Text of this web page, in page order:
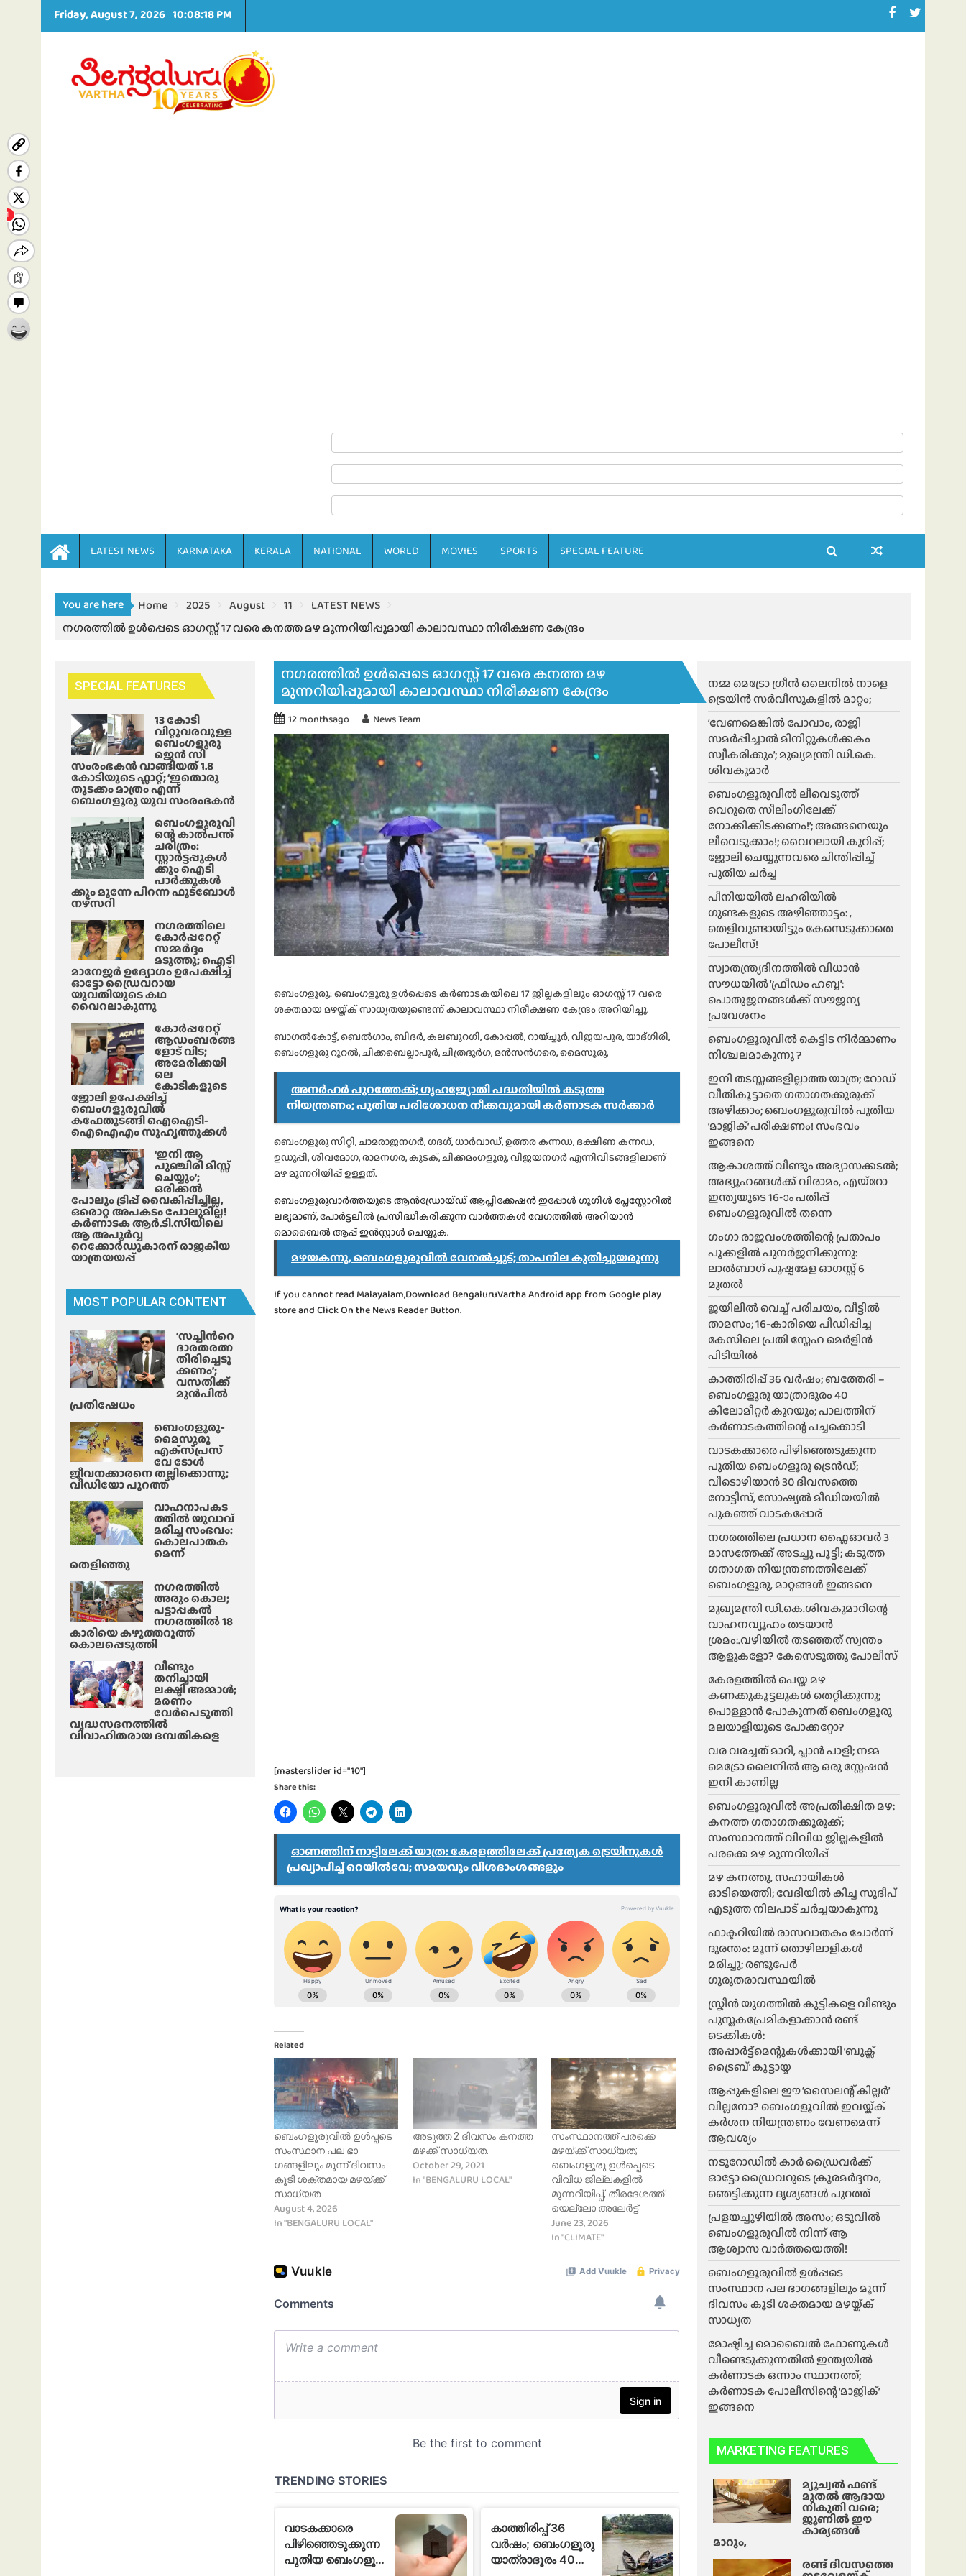
Friday, August 7, 2026 10:08:19 PM
LATEST NEWS KARNATAKA KERALA NATIONAL WORLD MOVIES SPORTS SPECIAL FEATURE
You are here Home 2025 August 11
LATEST NEWS
നഗരത്തിൽ ഉൾപ്പെടെ ഓഗസ്റ്റ് 17 വരെ കനത്ത മഴ മുന്നറിയിപ്പുമായി കാലാവസ്ഥാ നിരീക്ഷണ കേന്ദ്രം
നഗരത്തിൽ ഉൾപ്പെടെ ഓഗസ്റ്റ് 17 വരെ കനത്ത മഴ
മുന്നറിയിപ്പുമായി കാലാവസ്ഥാ നിരീക്ഷണ കേന്ദ്രം
12 monthsago News Team
ബെംഗളൂരു,: ബെംഗളൂരു ഉൾപ്പെടെ കർണാടകയിലെ 17 ജില്ലകളിലും ഓഗസ്റ്റ് 17 വരെ
ശക്തമായ മഴയ്ക്ക് സാധ്യതയുണ്ടെന്ന് കാലാവസ്ഥാ നിരീക്ഷണ കേന്ദ്രം അറിയിച്ചു.
ബാഗൽകോട്ട്, ബെൽഗാം, ബിദർ, കലബുറഗി, കോപ്പൽ, റായ്ച്ചൂർ, വിജയപുര, യാദ്ഗിരി,
ബെംഗളൂരു റൂറൽ, ചിക്കബെല്ലാപൂർ, ചിത്രദുർഗ, മൻസൻഗരെ, മൈസൂരു,
അനർഹർ പുറത്തേക്ക്; ഗൃഹജ്യോതി പദ്ധതിയിൽ കടുത്ത
നിയന്ത്രണം; പുതിയ പരിശോധന നീക്കവുമായി കർണാടക സർക്കാർ
ബെംഗളൂരു സിറ്റി, ചാമരാജനഗർ, ഗദഗ്, ധാർവാഡ്, ഉത്തര കന്നഡ, ദക്ഷിണ കന്നഡ,
ഉഡുപ്പി, ശിവമോഗ, രാമനഗര, കുടക്, ചിക്കമംഗളൂരു, വിജയനഗർ എന്നിവിടങ്ങളിലാണ്
മഴ മുന്നറിയിപ്പ് ഉള്ളത്.
ബെംഗളൂരുവാർത്തയുടെ ആൻഡ്രോയ്ഡ് ആപ്ലിക്കേഷൻ ഇപ്പോൾ ഗൂഗിൾ പ്ലേസ്റ്റോറിൽ
ലഭ്യമാണ്, പോർട്ടലിൽ പ്രസിദ്ധീകരിക്കുന്ന വാർത്തകൾ വേഗത്തിൽ അറിയാൻ
മൊബൈൽ ആപ്പ് ഇൻസ്റ്റാൾ ചെയ്യുക.
മഴയകന്നു, ബെം​ഗളൂരുവിൽ വേനൽച്ചൂട്; താപനില കുതിച്ചുയരുന്നു
If you cannot read Malayalam,Download BengaluruVartha Android app from Google play
store and Click On the News Reader Button.
[masterslider id="10"]
Share this:
ഓണത്തിന് നാട്ടിലേക്ക് യാത്ര: കേരളത്തിലേക്ക് പ്രത്യേക ട്രെയിനുകൾ
പ്രഖ്യാപിച്ച് റെയിൽവേ; സമയവും വിശദാംശങ്ങളും
Related
ബെംഗളൂരുവിൽ ഉൾപ്പടെ
സംസ്ഥാന പല ഭാ​
ഗങ്ങളിലും മൂന്ന് ദിവസം
കൂടി ശക്തമായ മഴയ്ക്ക്
സാധ്യത
August 4, 2026
In "BENGALURU LOCAL"
അടുത്ത 2 ദിവസം കനത്ത
മഴക്ക് സാധ്യത.
October 29, 2021
In "BENGALURU LOCAL"
സംസ്ഥാനത്ത് പരക്കെ
മഴയ്ക്ക് സാധ്യത;
ബെംഗളൂരു ഉൾപ്പെടെ
വിവിധ ജില്ലകളിൽ
മുന്നറിയിപ്പ്, തീരദേശത്ത്
യെല്ലോ അലേർട്ട്
June 23, 2026
In "CLIMATE"
SPECIAL FEATURES
13 കോടി
വിറ്റുവരവുള്ള
ബെംഗളൂരു
ജെൻ സി
സംരംഭകൻ വാങ്ങിയത് 1.8
കോടിയുടെ ഫ്ലാറ്റ്; ‘ഇതൊരു
തുടക്കം മാത്രം എന്ന്
ബെംഗളൂരു യുവ സംരംഭകൻ
ബെംഗളൂരുവി
ന്റെ കാൽപന്ത്
ചരിത്രം:
സ്റ്റാർട്ടപ്പുകൾ
ക്കും ഐടി
പാർക്കുകൾ
ക്കും മുന്നേ പിറന്ന ഫുട്ബോൾ
നഴ്സറി
നഗരത്തിലെ
കോർപ്പറേറ്റ്
സമ്മർദ്ദം
മടുത്തു; ഐടി
മാനേജർ ഉദ്യോഗം ഉപേക്ഷിച്ച്
ഓട്ടോ ഡ്രൈവറായ
യുവതിയുടെ കഥ
വൈറലാകുന്നു
കോർപ്പറേറ്റ്
ആഡംബരങ്ങ
ളോട് വിട;
അമേരിക്കയി
ലെ
കോടികളുടെ
ജോലി ഉപേക്ഷിച്ച്
ബെംഗളൂരുവിൽ
കഫേതുടങ്ങി ഐഐടി-
ഐഐഎം സുഹൃത്തുക്കൾ
‘ഇനി ആ
പുഞ്ചിരി മിസ്സ്
ചെയ്യും’;
ഒരിക്കൽ
പോലും ട്രിപ്പ് വൈകിപ്പിച്ചില്ല,
ഒരൊറ്റ അപകടം പോലുമില്ല!
കർണാടക ആർ.ടി.സിയിലെ
ആ അപൂർവ്വ
റെക്കോർഡുകാരന് രാജകീയ
യാത്രയയപ്പ്
MOST POPULAR CONTENT
‘സച്ചിന്‍റെ
ഭാരതരത്ന
തിരിച്ചെടു
ക്കണം’;
വസതിക്ക്
മുൻപിൽ
പ്രതിഷേധം
ബെംഗളൂരു-
മൈസൂരു
എക്‌സ്‌പ്രസ്‌
വേ ടോൾ
ജീവനക്കാരനെ തല്ലിക്കൊന്നു;
വീഡിയോ പുറത്ത്
വാഹനാപകട
ത്തിൽ യുവാവ്
മരിച്ച സംഭവം:
കൊലപാതക
മെന്ന്
തെളിഞ്ഞു
നഗരത്തിൽ
അരും കൊല;
പട്ടാപ്പകൽ
നഗരത്തിൽ 18
കാരിയെ കഴുത്തറുത്ത്
കൊലപ്പെടുത്തി
വീണ്ടും
തനിച്ചായി
ലക്ഷ്മി അമ്മാള്‍;
മരണം
വേർപെടുത്തി
വൃദ്ധസദനത്തില്‍
വിവാഹിതരായ ദമ്പതികളെ
നമ്മ മെട്രോ ഗ്രീൻ ലൈനിൽ നാളെ
ട്രെയിൻ സർവീസുകളിൽ മാറ്റം;
‘വേണമെങ്കിൽ പോവാം, രാജി
സമർപ്പിച്ചാൽ മിനിറ്റുകൾക്കകം
സ്വീകരിക്കും’; മുഖ്യമന്ത്രി ഡി.കെ.
ശിവകുമാർ
ബെം​ഗളൂരുവിൽ ലീവെടുത്ത്
വെറുതെ സീലിംഗിലേക്ക്
നോക്കിക്കിടക്കണം!’; അങ്ങനെയും
ലീവെടുക്കാം!; വൈറലായി കുറിപ്പ്;
ജോലി ചെയ്യുന്നവരെ ചിന്തിപ്പിച്ച്
പുതിയ ചർച്ച
പീനിയയിൽ ലഹരിയിൽ
ഗുണ്ടകളുടെ അഴിഞ്ഞാട്ടം: ,
തെളിവുണ്ടായിട്ടും കേസെടുക്കാതെ
പോലീസ്!
സ്വാതന്ത്ര്യദിനത്തിൽ വിധാൻ
സൗധയിൽ ‘ഫ്രീഡം ഹബ്ബ’:
പൊതുജനങ്ങൾക്ക് സൗജന്യ
പ്രവേശനം
ബെംഗളൂരുവിൽ കെട്ടിട നിർമ്മാണം
നിശ്ചലമാകുന്നു ?
ഇനി തടസ്സങ്ങളില്ലാത്ത യാത്ര; റോഡ്
വീതികൂട്ടാതെ ഗതാഗതക്കുരുക്ക്
അഴിക്കാം; ബെംഗളൂരുവിൽ പുതിയ
‘മാജിക്’ പരീക്ഷണം! സംഭവം
ഇങ്ങനെ
ആകാശത്ത് വീണ്ടും അഭ്യാസക്കടൽ;
അഭ്യൂഹങ്ങൾക്ക് വിരാമം, എയ്റോ
ഇന്ത്യയുടെ 16-ാം പതിപ്പ്
ബെംഗളൂരുവിൽ തന്നെ
ഗംഗാ രാജവംശത്തിന്റെ പ്രതാപം
പൂക്കളിൽ പുനർജനിക്കുന്നു:
ലാൽബാഗ് പുഷ്പമേള ഓഗസ്റ്റ് 6
മുതൽ
ജയിലിൽ വെച്ച് പരിചയം, വീട്ടിൽ
താമസം; 16-കാരിയെ പീഡിപ്പിച്ച
കേസിലെ പ്രതി സ്നേഹ മെർളിൻ
പിടിയിൽ
കാത്തിരിപ്പ് 36 വർഷം; ബത്തേരി –
ബെംഗളൂരു യാത്രാദൂരം 40
കിലോമീറ്റർ കുറയും; പാലത്തിന്
കർണാടകത്തിന്റെ പച്ചക്കൊടി
വാടകക്കാരെ പിഴിഞ്ഞെടുക്കുന്ന
പുതിയ ബെംഗളൂരു ട്രെൻഡ്;
വീടൊഴിയാൻ 30 ദിവസത്തെ
നോട്ടീസ്, സോഷ്യൽ മീഡിയയിൽ
പുകഞ്ഞ് വാടകപ്പോര്
ന​ഗരത്തിലെ പ്രധാന ഫ്ലൈഓവർ 3
മാസത്തേക്ക് അടച്ചു പൂട്ടി; കടുത്ത
ഗതാഗത നിയന്ത്രണത്തിലേക്ക്
ബെംഗളൂരു, മാറ്റങ്ങൾ ഇങ്ങനെ
മുഖ്യമന്ത്രി ഡി.കെ.ശിവകുമാറിന്റെ
വാഹനവ്യൂഹം തടയാൻ
ശ്രമം:.വഴിയിൽ തടഞ്ഞത് സ്വന്തം
ആളുകളോ? കേസെടുത്തു പോലീസ്
കേരളത്തിൽ പെയ്ത മഴ
കണക്കുകൂട്ടലുകൾ തെറ്റിക്കുന്നു;
പൊള്ളാൻ പോകുന്നത് ബെംഗളൂരു
മലയാളിയുടെ പോക്കറ്റോ?
വര വരച്ചത് മാറി, പ്ലാൻ പാളി; നമ്മ
മെട്രോ ലൈനിൽ ആ ഒരു സ്റ്റേഷൻ
ഇനി കാണില്ല
ബെംഗളൂരുവിൽ അപ്രതീക്ഷിത മഴ:
കനത്ത ഗതാഗതക്കുരുക്ക്;
സംസ്ഥാനത്ത് വിവിധ ജില്ലകളിൽ
പരക്കെ മഴ മുന്നറിയിപ്പ്
മഴ കനത്തു, സഹായികൾ
ഓടിയെത്തി; വേദിയിൽ കിച്ച സുദീപ്
എടുത്ത നിലപാട് ചർച്ചയാകുന്നു
ഫാക്ടറിയിൽ രാസവാതകം ചോർന്ന്
ദുരന്തം: മൂന്ന് തൊഴിലാളികൾ
മരിച്ചു; രണ്ടുപേർ
ഗുരുതരാവസ്ഥയിൽ
സ്ക്രീൻ യുഗത്തിൽ കുട്ടികളെ വീണ്ടും
പുസ്തകപ്രേമികളാക്കാൻ രണ്ട്
ടെക്കികൾ:
അപ്പാർട്ട്മെന്റുകൾക്കായി ‘ബുക്സ്
ട്രൈബ്’ കൂട്ടായ്മ
ആപ്പുകളിലെ ഈ ‘സൈലന്റ് കില്ലർ’
വില്ലനോ? ബെംഗളൂവിൽ ഇവയ്ക്ക്
കർശന നിയന്ത്രണം വേണമെന്ന്
ആവശ്യം
നടുറോഡിൽ കാർ ഡ്രൈവർക്ക്
ഓട്ടോ ഡ്രൈവറുടെ ക്രൂരമർദ്ദനം,
ഞെട്ടിക്കുന്ന ദൃശ്യങ്ങൾ പുറത്ത്
പ്രളയച്ചുഴിയിൽ അസം; ഒടുവിൽ
ബെംഗളൂരുവിൽ നിന്ന് ആ
ആശ്വാസ വാർത്തയെത്തി!
ബെംഗളൂരുവിൽ ഉൾപ്പടെ
സംസ്ഥാന പല ഭാ​ഗങ്ങളിലും മൂന്ന്
ദിവസം കൂടി ശക്തമായ മഴയ്ക്ക്
സാധ്യത
മോഷ്ടിച്ച മൊബൈൽ ഫോണുകൾ
വീണ്ടെടുക്കുന്നതിൽ ഇന്ത്യയിൽ
കർണാടക ഒന്നാം സ്ഥാനത്ത്;
കർണാടക പോലീസിന്റെ ‘മാജിക്’
ഇങ്ങനെ
MARKETING FEATURES
മ്യൂച്വൽ ഫണ്ട്
മുതൽ ആദായ
നികുതി വരെ;
ജൂണിൽ ഈ
കാര്യങ്ങൾ
മാറും,
രണ്ട് ദിവസത്തെ